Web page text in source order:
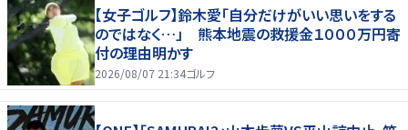
【女子ゴルフ】鈴木愛「自分だけがいい思いをする
のではなく…」 熊本地震の救援金１０００万円寄
付の理由明かす
2026/08/07 21:34ゴルフ